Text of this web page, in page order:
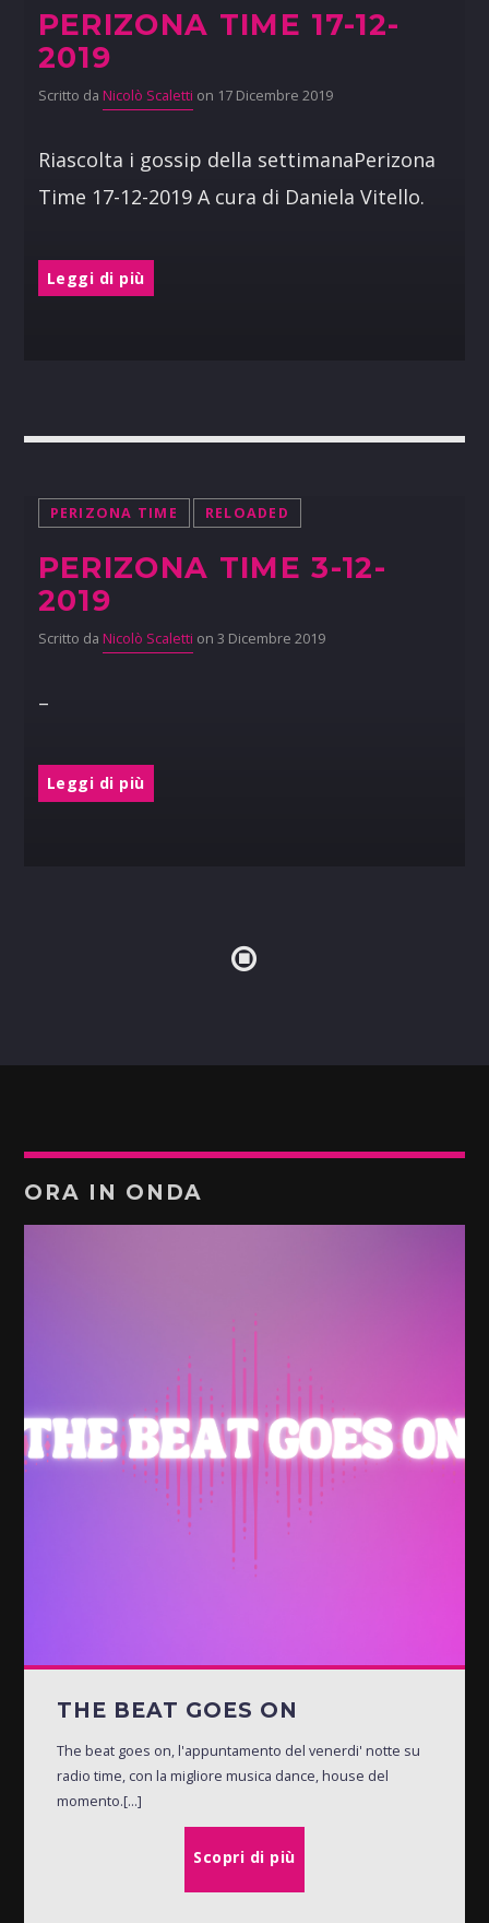
PERIZONA TIME 17-12-
2019
Scritto da Nicolò Scaletti on 17 Dicembre 2019
Riascolta i gossip della settimanaPerizona
Time 17-12-2019 A cura di Daniela Vitello.
Leggi di più
PERIZONA TIME RELOADED
PERIZONA TIME 3-12-
2019
Scritto da Nicolò Scaletti on 3 Dicembre 2019
–
Leggi di più
ORA IN ONDA
THE BEAT GOES ON
The beat goes on, l'appuntamento del venerdi' notte su
radio time, con la migliore musica dance, house del
momento.[...]
Scopri di più